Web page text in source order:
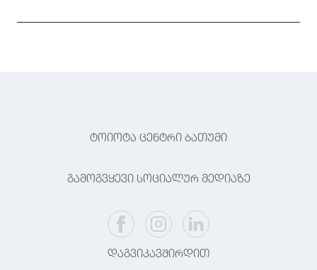
ტოიოტა ცენტრი ბათუმი
გამოგვყევი სოციალურ მედიაზე
დაგვიკავშირდით